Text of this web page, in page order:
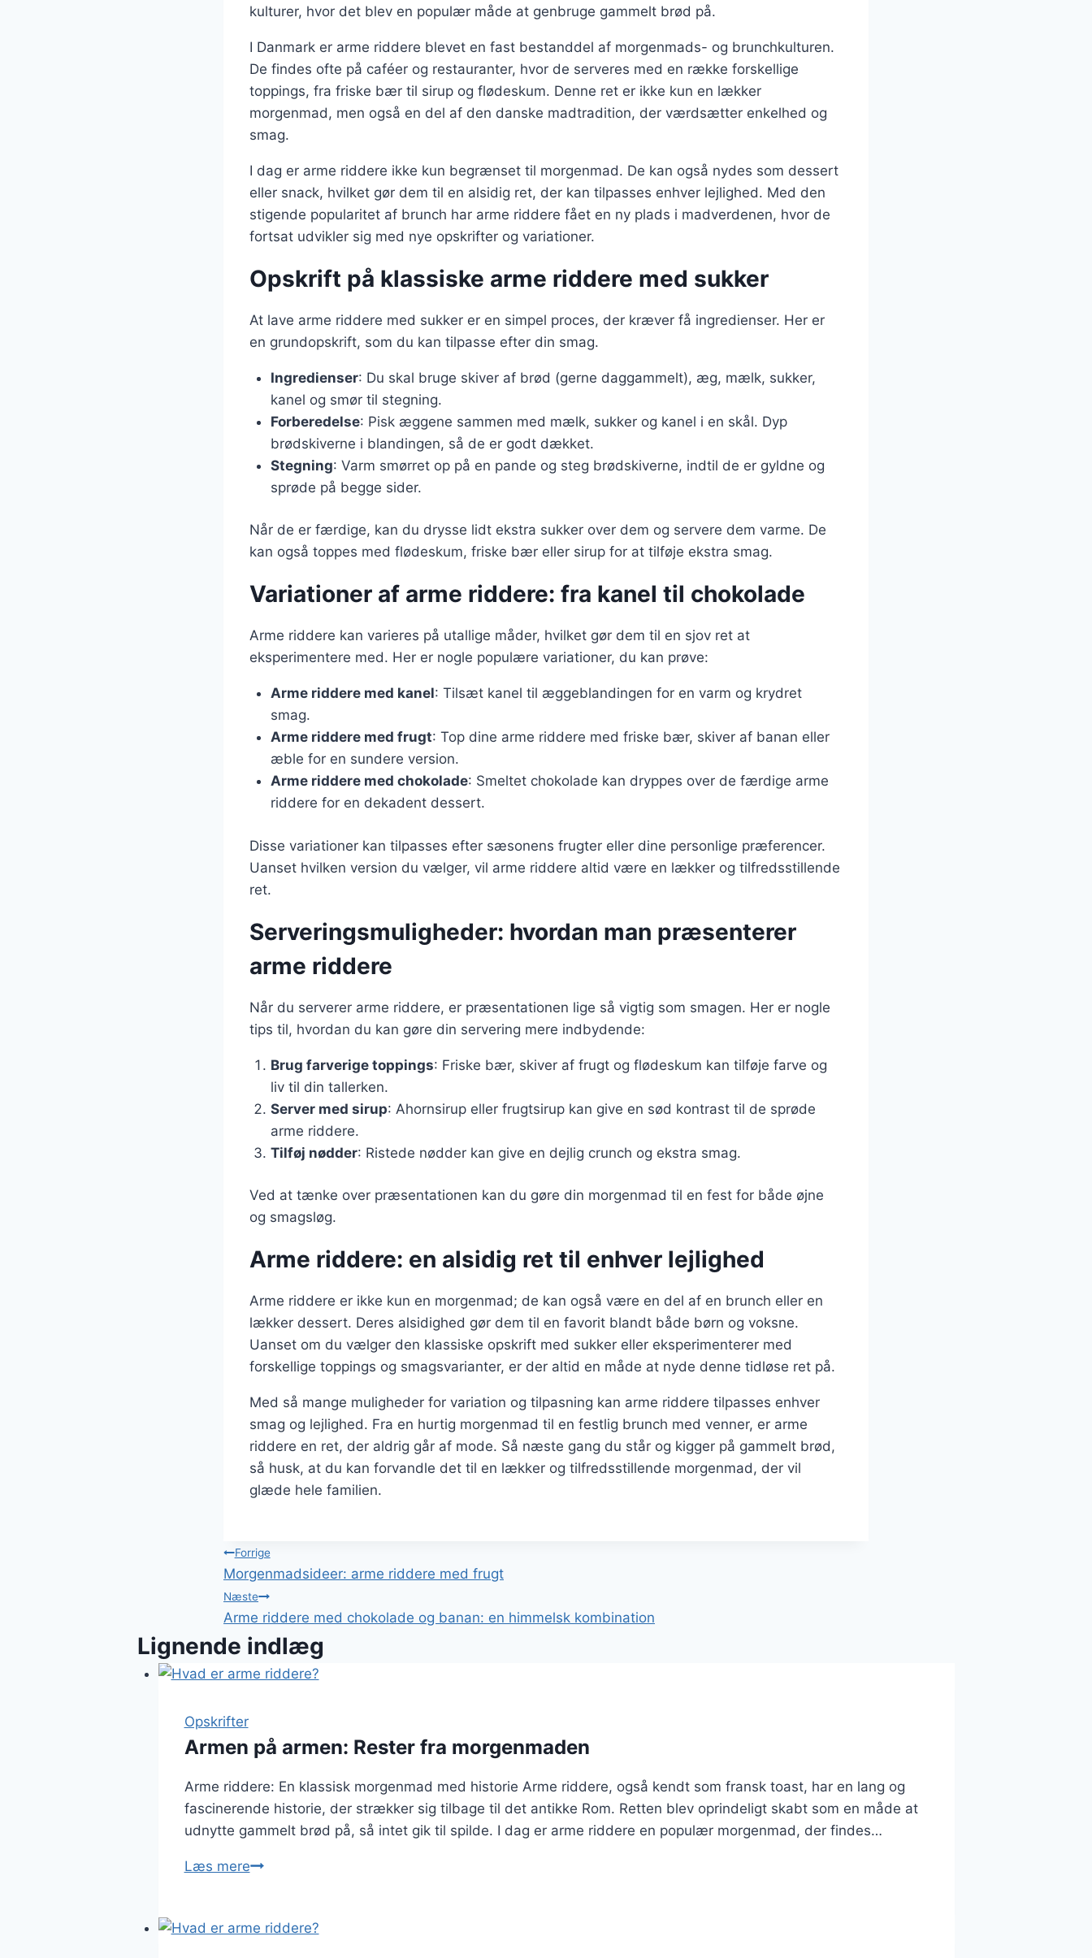
kulturer, hvor det blev en populær måde at genbruge gammelt brød på.
I Danmark er arme riddere blevet en fast bestanddel af morgenmads- og brunchkulturen.
De findes ofte på caféer og restauranter, hvor de serveres med en række forskellige
toppings, fra friske bær til sirup og flødeskum. Denne ret er ikke kun en lækker
morgenmad, men også en del af den danske madtradition, der værdsætter enkelhed og
smag.
I dag er arme riddere ikke kun begrænset til morgenmad. De kan også nydes som dessert
eller snack, hvilket gør dem til en alsidig ret, der kan tilpasses enhver lejlighed. Med den
stigende popularitet af brunch har arme riddere fået en ny plads i madverdenen, hvor de
fortsat udvikler sig med nye opskrifter og variationer.
Opskrift på klassiske arme riddere med sukker
At lave arme riddere med sukker er en simpel proces, der kræver få ingredienser. Her er
en grundopskrift, som du kan tilpasse efter din smag.
Ingredienser: Du skal bruge skiver af brød (gerne daggammelt), æg, mælk, sukker,
kanel og smør til stegning.
Forberedelse: Pisk æggene sammen med mælk, sukker og kanel i en skål. Dyp
brødskiverne i blandingen, så de er godt dækket.
Stegning: Varm smørret op på en pande og steg brødskiverne, indtil de er gyldne og
sprøde på begge sider.
Når de er færdige, kan du drysse lidt ekstra sukker over dem og servere dem varme. De
kan også toppes med flødeskum, friske bær eller sirup for at tilføje ekstra smag.
Variationer af arme riddere: fra kanel til chokolade
Arme riddere kan varieres på utallige måder, hvilket gør dem til en sjov ret at
eksperimentere med. Her er nogle populære variationer, du kan prøve:
Arme riddere med kanel: Tilsæt kanel til æggeblandingen for en varm og krydret
smag.
Arme riddere med frugt: Top dine arme riddere med friske bær, skiver af banan eller
æble for en sundere version.
Arme riddere med chokolade: Smeltet chokolade kan dryppes over de færdige arme
riddere for en dekadent dessert.
Disse variationer kan tilpasses efter sæsonens frugter eller dine personlige præferencer.
Uanset hvilken version du vælger, vil arme riddere altid være en lækker og tilfredsstillende
ret.
Serveringsmuligheder: hvordan man præsenterer
arme riddere
Når du serverer arme riddere, er præsentationen lige så vigtig som smagen. Her er nogle
tips til, hvordan du kan gøre din servering mere indbydende:
Brug farverige toppings: Friske bær, skiver af frugt og flødeskum kan tilføje farve og
liv til din tallerken.
Server med sirup: Ahornsirup eller frugtsirup kan give en sød kontrast til de sprøde
arme riddere.
Tilføj nødder: Ristede nødder kan give en dejlig crunch og ekstra smag.
Ved at tænke over præsentationen kan du gøre din morgenmad til en fest for både øjne
og smagsløg.
Arme riddere: en alsidig ret til enhver lejlighed
Arme riddere er ikke kun en morgenmad; de kan også være en del af en brunch eller en
lækker dessert. Deres alsidighed gør dem til en favorit blandt både børn og voksne.
Uanset om du vælger den klassiske opskrift med sukker eller eksperimenterer med
forskellige toppings og smagsvarianter, er der altid en måde at nyde denne tidløse ret på.
Med så mange muligheder for variation og tilpasning kan arme riddere tilpasses enhver
smag og lejlighed. Fra en hurtig morgenmad til en festlig brunch med venner, er arme
riddere en ret, der aldrig går af mode. Så næste gang du står og kigger på gammelt brød,
så husk, at du kan forvandle det til en lækker og tilfredsstillende morgenmad, der vil
glæde hele familien.
Indlægsnavigation
Forrige
Morgenmadsideer: arme riddere med frugt
Næste
Arme riddere med chokolade og banan: en himmelsk kombination
Lignende indlæg
Opskrifter
Armen på armen: Rester fra morgenmaden
Arme riddere: En klassisk morgenmad med historie Arme riddere, også kendt som fransk toast, har en lang og
fascinerende historie, der strækker sig tilbage til det antikke Rom. Retten blev oprindeligt skabt som en måde at
udnytte gammelt brød på, så intet gik til spilde. I dag er arme riddere en populær morgenmad, der findes…
Læs mereArmen
Rester